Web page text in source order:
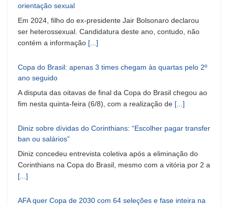
orientação sexual
Em 2024, filho do ex-presidente Jair Bolsonaro declarou
ser heterossexual. Candidatura deste ano, contudo, não
contém a informação [...]
Copa do Brasil: apenas 3 times chegam às quartas pelo 2º
ano seguido
A disputa das oitavas de final da Copa do Brasil chegou ao
fim nesta quinta-feira (6/8), com a realização de [...]
Diniz sobre dívidas do Corinthians: “Escolher pagar transfer
ban ou salários”
Diniz concedeu entrevista coletiva após a eliminação do
Corinthians na Copa do Brasil, mesmo com a vitória por 2 a
[...]
AFA quer Copa de 2030 com 64 seleções e fase inteira na